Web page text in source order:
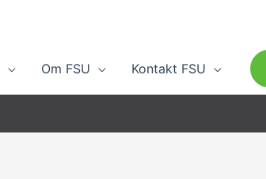
Om FSU Kontakt FSU